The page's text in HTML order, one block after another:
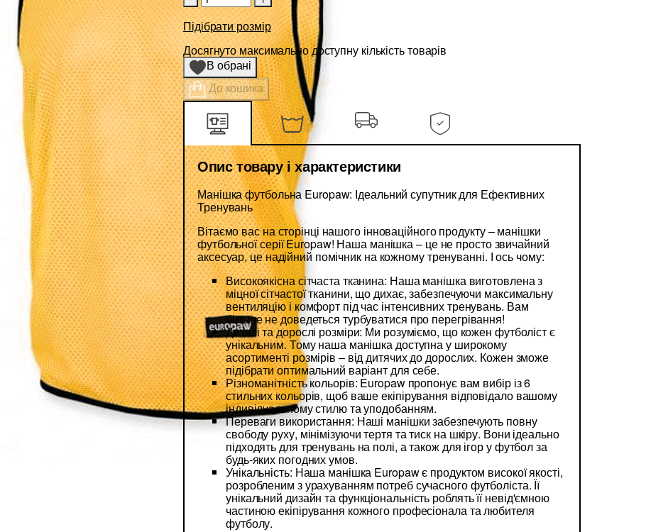
Підібрати розмір
Досягнуто максимально доступну кількість товарів
В обрані
До кошика
Опис товару і характеристики
Манішка футбольна Europaw: Ідеальний супутник для Ефективних
Тренувань
Вітаємо вас на сторінці нашого інноваційного продукту – манішки
футбольної серії Europaw! Наша манішка – це не просто звичайний
аксесуар, це надійний помічник на кожному тренуванні. І ось чому:
Високоякісна сітчаста тканина: Наша манішка виготовлена з
міцної сітчастої тканини, що дихає, забезпечуючи максимальну
вентиляцію і комфорт під час інтенсивних тренувань. Вам
більше не доведеться турбуватися про перегрівання!
Дитячі та дорослі розміри: Ми розуміємо, що кожен футболіст є
унікальним. Тому наша манішка доступна у широкому
асортименті розмірів – від дитячих до дорослих. Кожен зможе
підібрати оптимальний варіант для себе.
Різноманітність кольорів: Europaw пропонує вам вибір із 6
стильних кольорів, щоб ваше екіпірування відповідало вашому
індивідуальному стилю та уподобанням.
Переваги використання: Наші манішки забезпечують повну
свободу руху, мінімізуючи тертя та тиск на шкіру. Вони ідеально
підходять для тренувань на полі, а також для ігор у футбол за
будь-яких погодних умов.
Унікальність: Наша манішка Europaw є продуктом високої якості,
розробленим з урахуванням потреб сучасного футболіста. Її
унікальний дизайн та функціональність роблять її невід'ємною
частиною екіпірування кожного професіонала та любителя
футболу.